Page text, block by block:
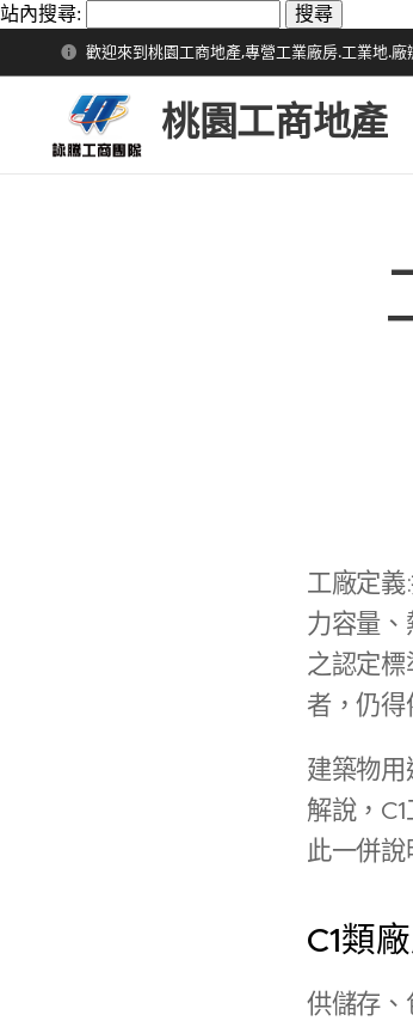
站內搜尋:
歡迎來到桃園工商地產,專營工業廠房.工業地.廠
桃園工商地產
工廠定
力容量
之認定
者，仍
建築物
解說，
此一併說
C1類
供儲存、